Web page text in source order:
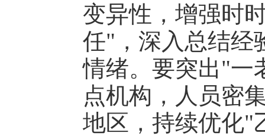
变异性，增强时
任"，深入总结经
情绪。要突出"一
点机构，人员密
地区，持续优化"